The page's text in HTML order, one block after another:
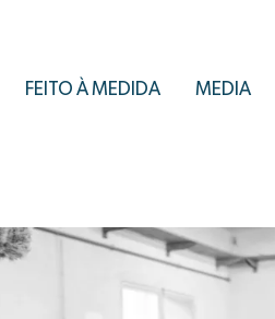
FEITO À MEDIDA MEDIA